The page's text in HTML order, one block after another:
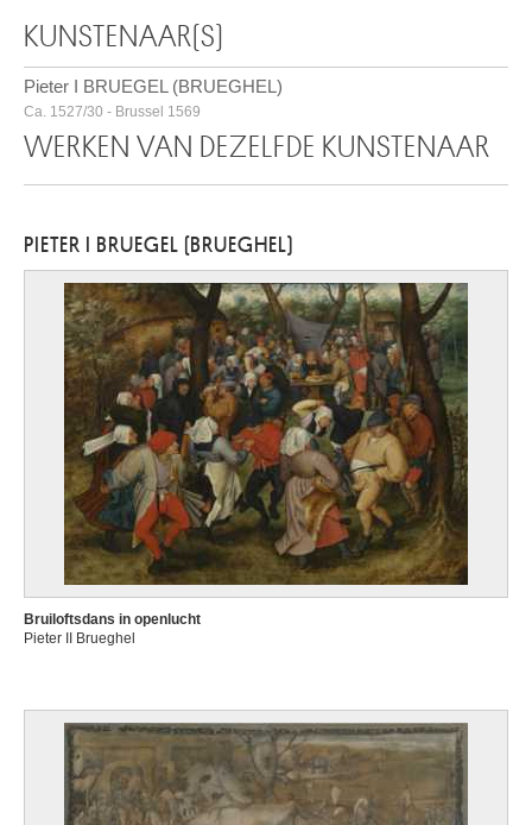
KUNSTENAAR(S)
Pieter I BRUEGEL (BRUEGHEL)
Ca. 1527/30 - Brussel 1569
WERKEN VAN DEZELFDE KUNSTENAAR
PIETER I BRUEGEL (BRUEGHEL)
Bruiloftsdans in openlucht
Pieter II Brueghel